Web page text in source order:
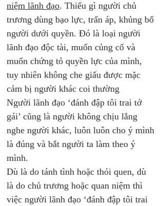
niệm lãnh đạo. Thiếu gì người chủ
trương dùng bạo lực, trấn áp, khủng bố
người dưới quyền. Đó là loại người
lãnh đạo độc tài, muốn củng cố và
muốn chứng tỏ quyền lực của mình,
tuy nhiên không che giấu được mặc
cảm bị người khác coi thường
Người lãnh đạo ‘đánh đập tôi trai tớ
gái’ cũng là người không chịu lắng
nghe người khác, luôn luôn cho ý mình
là đúng và bắt người ta làm theo ý
mình.
Dù là do tánh tình hoặc thói quen, dù
là do chủ trương hoặc quan niệm thì
việc người lãnh đạo ‘đánh đập tôi trai